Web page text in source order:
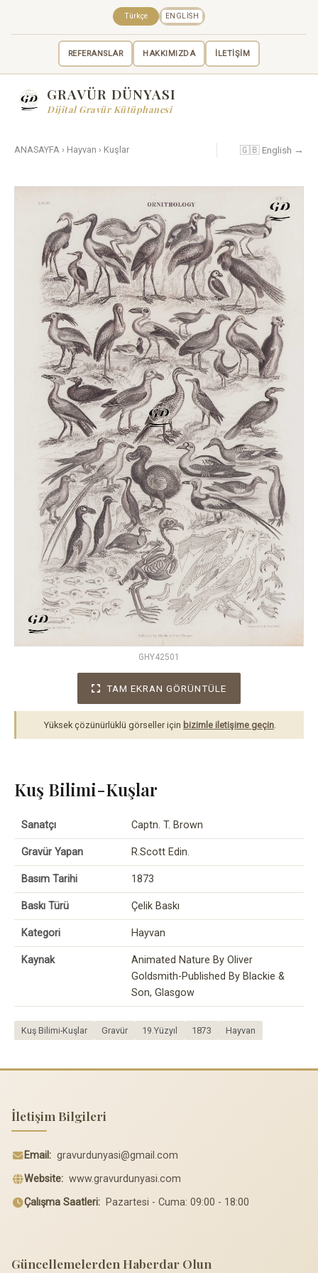
REFERANSLAR HAKKIMIZDA İLETİŞİM
Türkçe ENGLISH
GRAVÜR DÜNYASI
Dijital Gravür Kütüphanesi
ANASAYFA › Hayvan › Kuşlar 🇬🇧 English →
GHY42501
TAM EKRAN GÖRÜNTÜLE
Yüksek çözünürlüklü görseller için bizimle iletişime geçin.
Kuş Bilimi-Kuşlar
Sanatçı Captn. T. Brown
Gravür Yapan R.Scott Edin.
Basım Tarihi 1873
Baskı Türü Çelik Baskı
Kategori Hayvan
Kaynak
Animated Nature By Oliver
Goldsmith-Published By Blackie &
Son, Glasgow
Kuş Bilimi-Kuşlar Gravür 19.Yüzyıl 1873 Hayvan
İletişim Bilgileri
Email: gravurdunyasi@gmail.com
Website: www.gravurdunyasi.com
Çalışma Saatleri: Pazartesi - Cuma: 09:00 - 18:00
Güncellemelerden Haberdar Olun